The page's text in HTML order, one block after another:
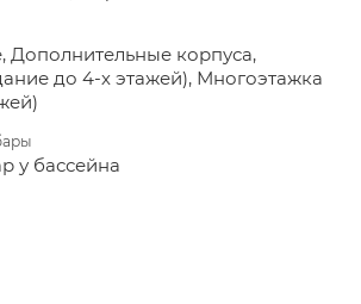
Дополнительные корпуса,
до 4-х этажей), Многоэтажка
у бассейна